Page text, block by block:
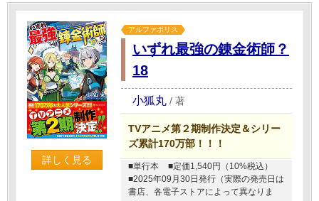
詳しく見る
アルファポリス
いずれ最強の錬金術師？
18
小狐丸 / 著
TVアニメ第２期制作決定＆シリー
ズ累計170万部！！！
■単行本
■定価1,540円（10%税込）
■2025年09月30日発行（実際の発売日は
書店、各電子ストアによって異なりま